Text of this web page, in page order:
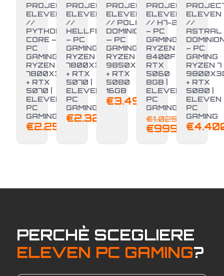
PROJECT
ELEVEN
//
PYTHON
CORE –
PC
GAMING
RYZEN 7
7800X3D
+ RTX
5070 |
ELEVEN
PC
GAMING
€2.250,00
PROJECT
ELEVEN
//
HELLFIRE
– PC
GAMING
RYZEN 7
7800X3D
+ RTX
5070 |
ELEVEN
PC
GAMING
€2.329,00
PROJECT
ELEVEN
// POLAR
DOMINION
— PC
GAMING
RYZEN 7
9850X3D
+ RTX
5080
16GB
€3.499,00
-3%
PROJECT
ELEVEN
// H7-25
– PC
GAMING
RYZEN 5
8400F +
RTX
5060
8GB |
ELEVEN
PC
GAMING
€1.025,00
Il
originale
€999,00Il
ELEVEN
//
ASTRAL
– PC
GAMING
RYZEN 7
+ RTX
5080 |
ELEVEN
PC
GAMING
€
PERCHÈ SCEGLIERE
ELEVEN PC GAMING?